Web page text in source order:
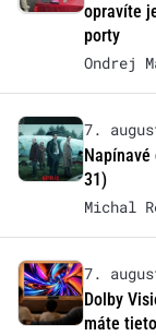
opravíte
porty
Ondrej
7.
31)
Michal
7.
Dolby
máte